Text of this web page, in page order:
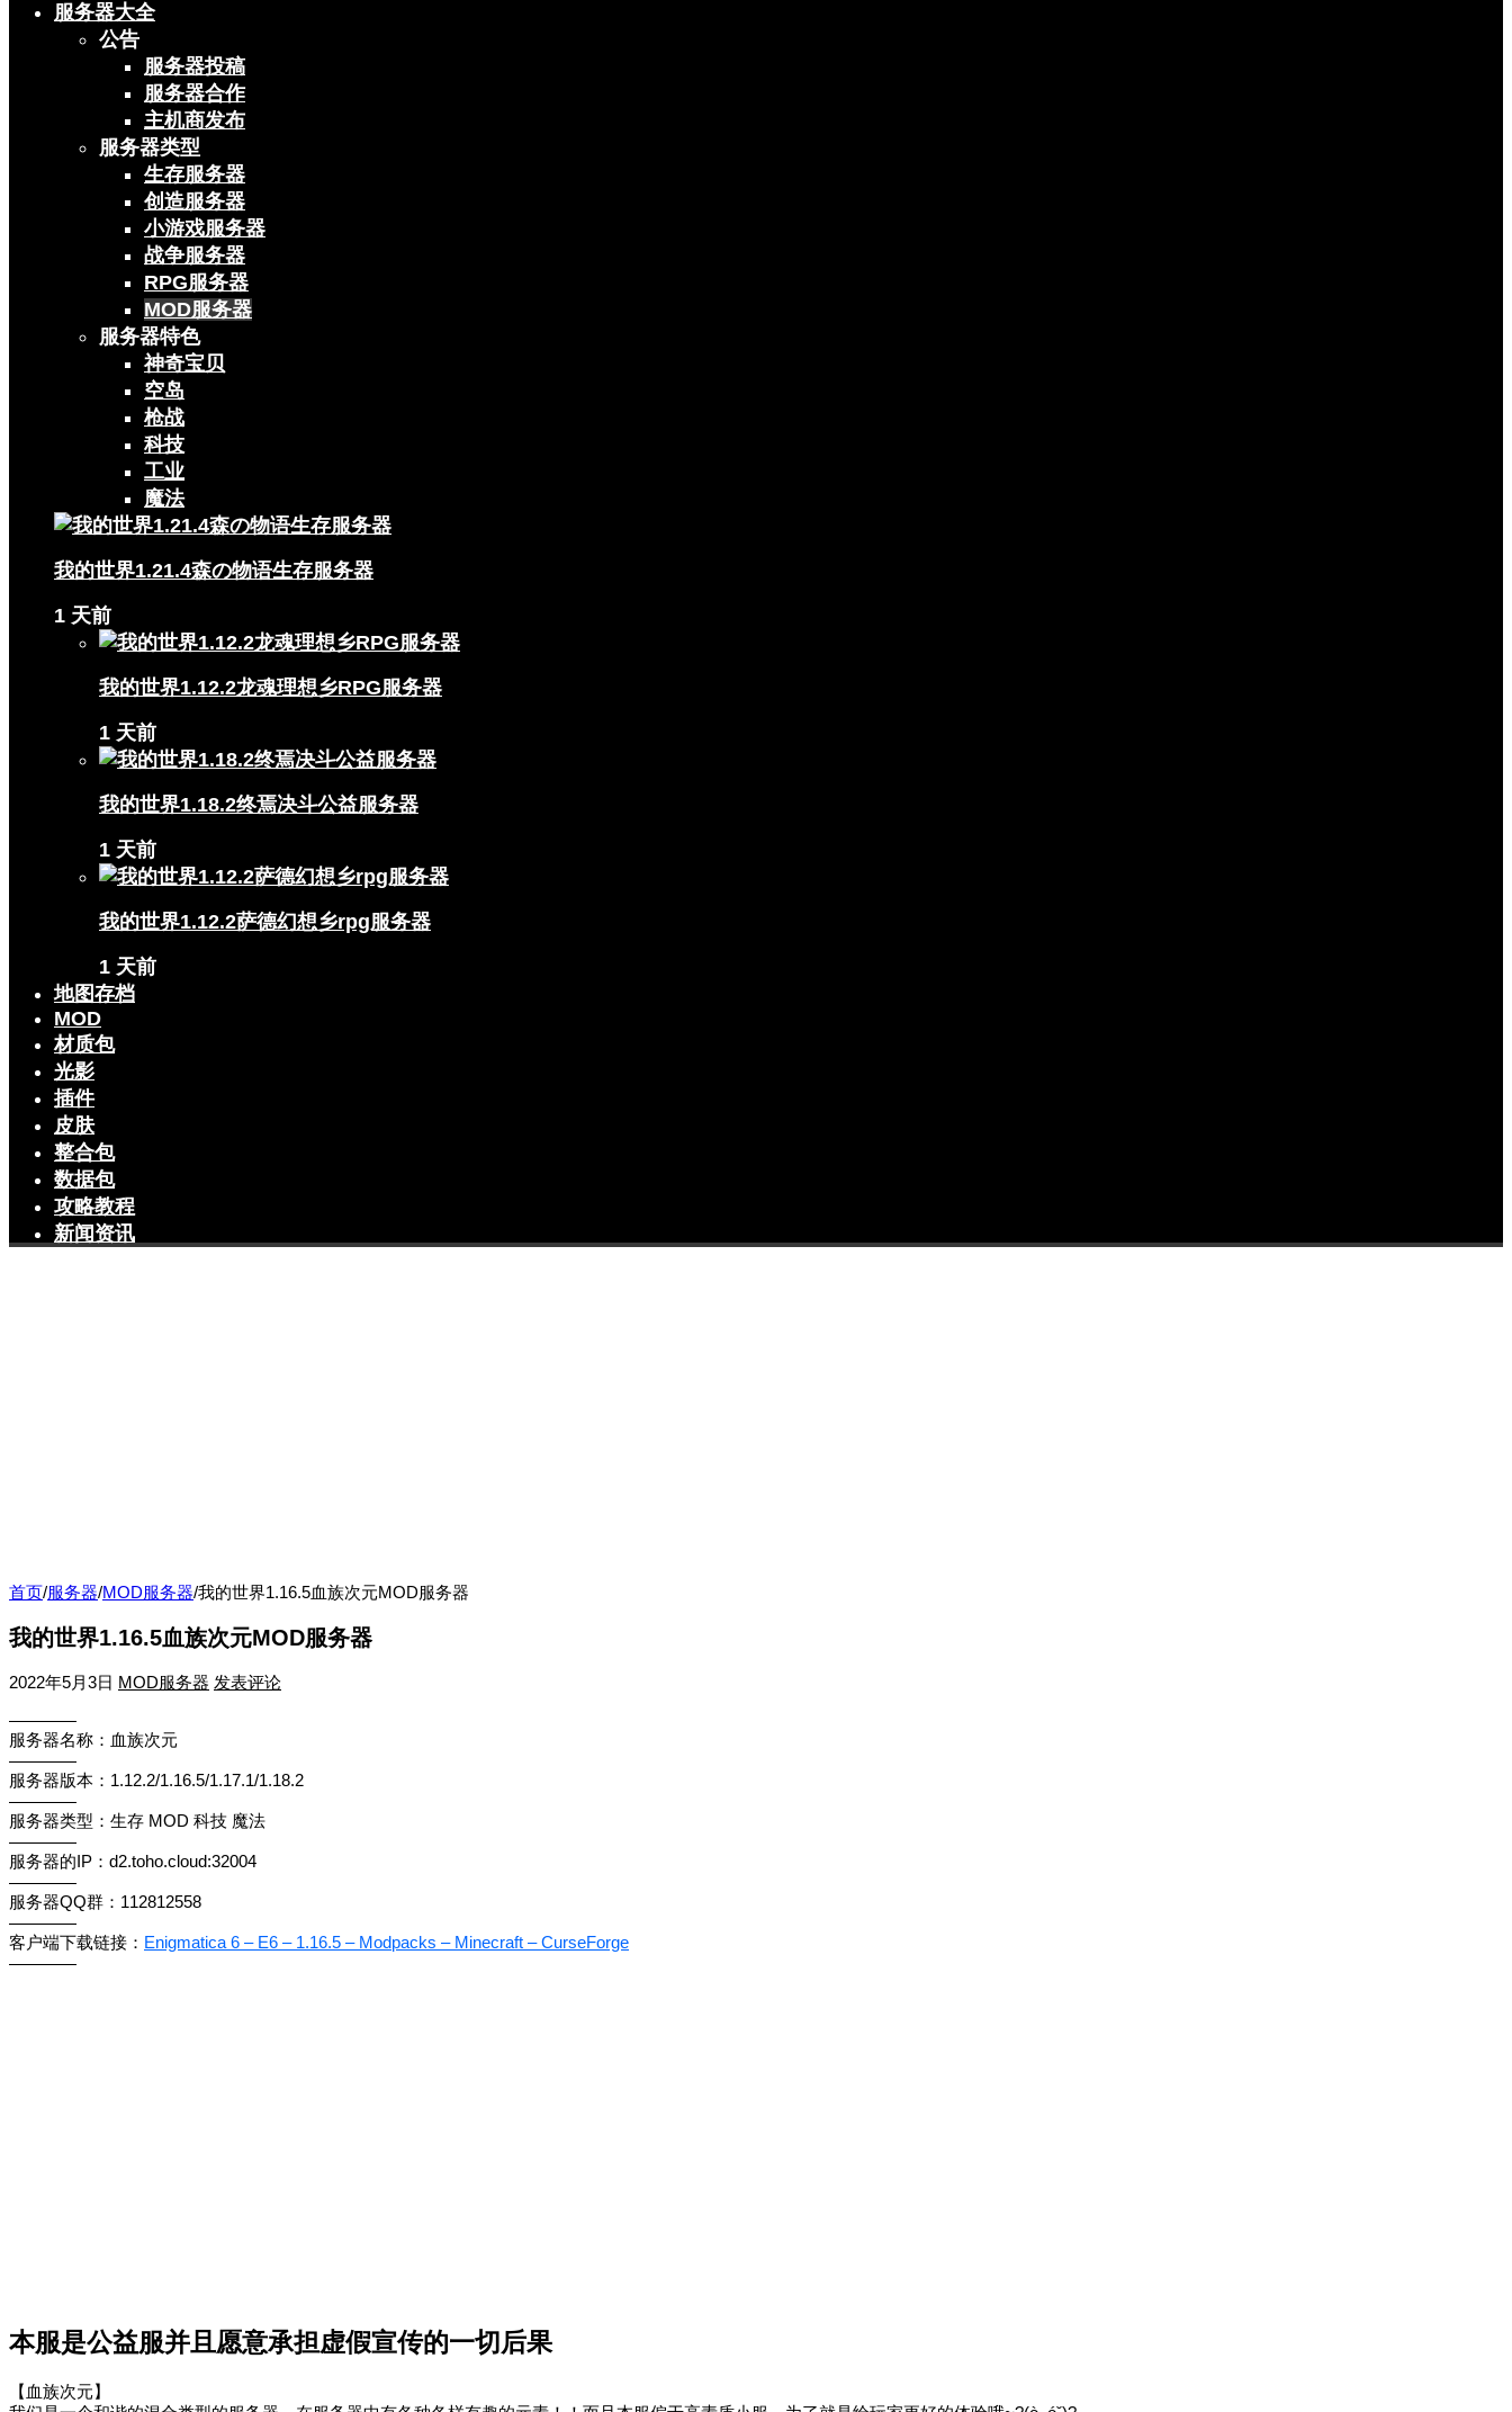
服务器大全
公告
服务器投稿
服务器合作
主机商发布
服务器类型
生存服务器
创造服务器
小游戏服务器
战争服务器
RPG服务器
MOD服务器
服务器特色
神奇宝贝
空岛
枪战
科技
工业
魔法
我的世界1.21.4森の物语生存服务器
1 天前
我的世界1.12.2龙魂理想乡RPG服务器
1 天前
我的世界1.18.2终焉决斗公益服务器
1 天前
我的世界1.12.2萨德幻想乡rpg服务器
1 天前
地图存档
MOD
材质包
光影
插件
皮肤
整合包
数据包
攻略教程
新闻资讯
首页/服务器/MOD服务器/我的世界1.16.5血族次元MOD服务器
我的世界1.16.5血族次元MOD服务器
2022年5月3日 MOD服务器 发表评论
————
服务器名称：血族次元
————
服务器版本：1.12.2/1.16.5/1.17.1/1.18.2
————
服务器类型：生存 MOD 科技 魔法
————
服务器的IP：d2.toho.cloud:32004
————
服务器QQ群：112812558
————
客户端下载链接： Enigmatica 6 – E6 – 1.16.5 – Modpacks – Minecraft – CurseForge
————
本服是公益服并且愿意承担虚假宣传的一切后果
【血族次元】